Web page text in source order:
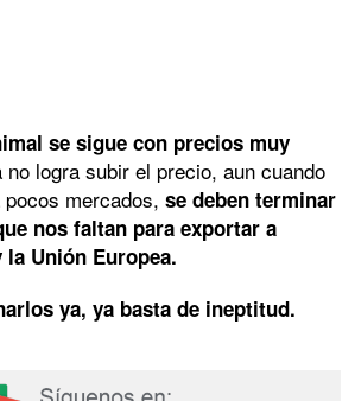
se sigue con precios muy
no logra subir el precio, aun cuando
mercados, se deben terminar
nos faltan para exportar a
Unión Europea.
ya, ya basta de ineptitud.